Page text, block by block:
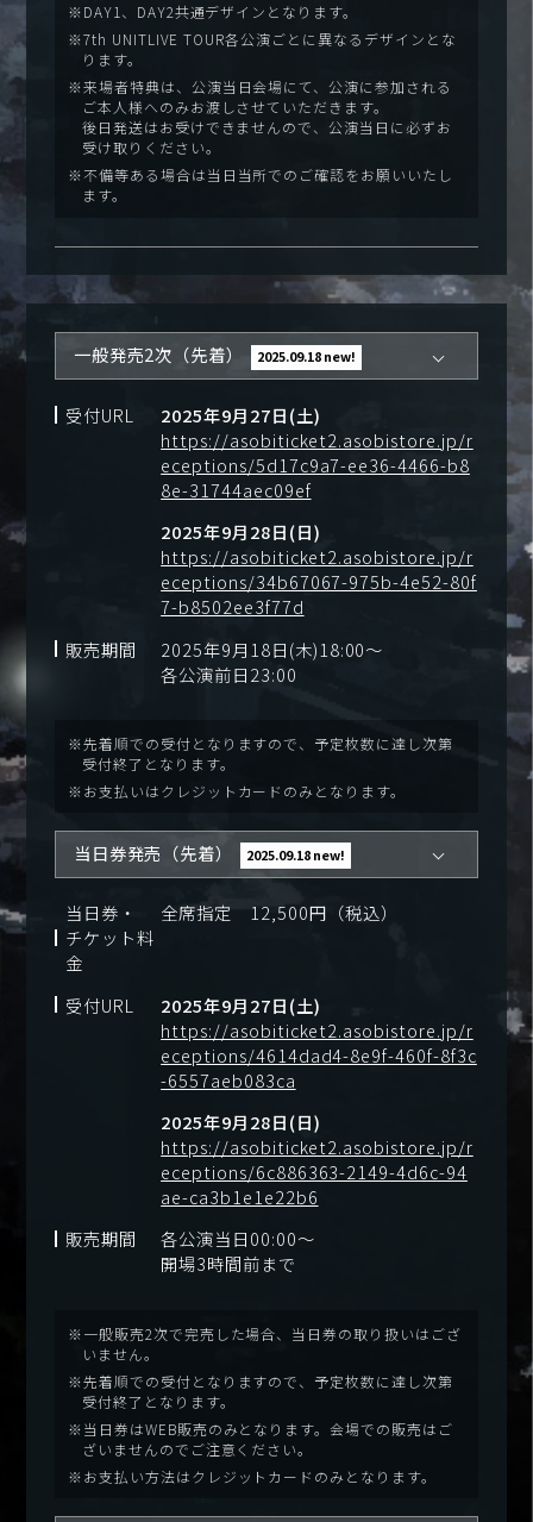
※DAY1、DAY2共通デザインとなります。
※7th UNITLIVE TOUR各公演ごとに異なるデザインとな
ります。
※来場者特典は、公演当日会場にて、公演に参加される
ご本人様へのみお渡しさせていただきます。
後日発送はお受けできませんので、公演当日に必ずお
受け取りください。
※不備等ある場合は当日当所でのご確認をお願いいたし
ます。
一般発売2次（先着） 2025.09.18 new!
受付URL
2025年9月27日(土)
https://asobiticket2.asobistore.jp/r
eceptions/5d17c9a7-ee36-4466-b8
8e-31744aec09ef
2025年9月28日(日)
https://asobiticket2.asobistore.jp/r
eceptions/34b67067-975b-4e52-80f
7-b8502ee3f77d
販売期間
2025年9月18日(木)18:00～
各公演前日23:00
※先着順での受付となりますので、予定枚数に達し次第
受付終了となります。
※お支払いはクレジットカードのみとなります。
当日券発売（先着） 2025.09.18 new!
当日券・
チケット料
金
全席指定 12,500円（税込）
受付URL
2025年9月27日(土)
https://asobiticket2.asobistore.jp/r
eceptions/4614dad4-8e9f-460f-8f3c
-6557aeb083ca
2025年9月28日(日)
https://asobiticket2.asobistore.jp/r
eceptions/6c886363-2149-4d6c-94
ae-ca3b1e1e22b6
販売期間
各公演当日00:00～
開場3時間前まで
※一般販売2次で完売した場合、当日券の取り扱いはござ
いません。
※先着順での受付となりますので、予定枚数に達し次第
受付終了となります。
※当日券はWEB販売のみとなります。会場での販売はご
ざいませんのでご注意ください。
※お支払い方法はクレジットカードのみとなります。